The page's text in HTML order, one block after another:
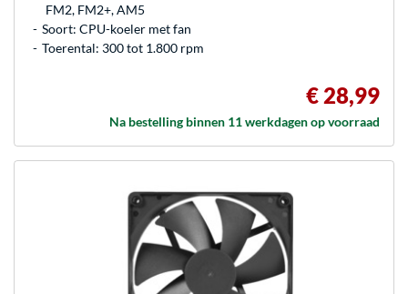
FM2, FM2+, AM5
Soort: CPU-koeler met fan
Toerental: 300 tot 1.800 rpm
€ 28,99
Na bestelling binnen 11 werkdagen op voorraad